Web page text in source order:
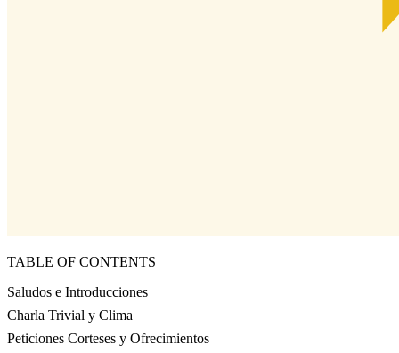
TABLE OF CONTENTS
Saludos e Introducciones
Charla Trivial y Clima
Peticiones Corteses y Ofrecimientos